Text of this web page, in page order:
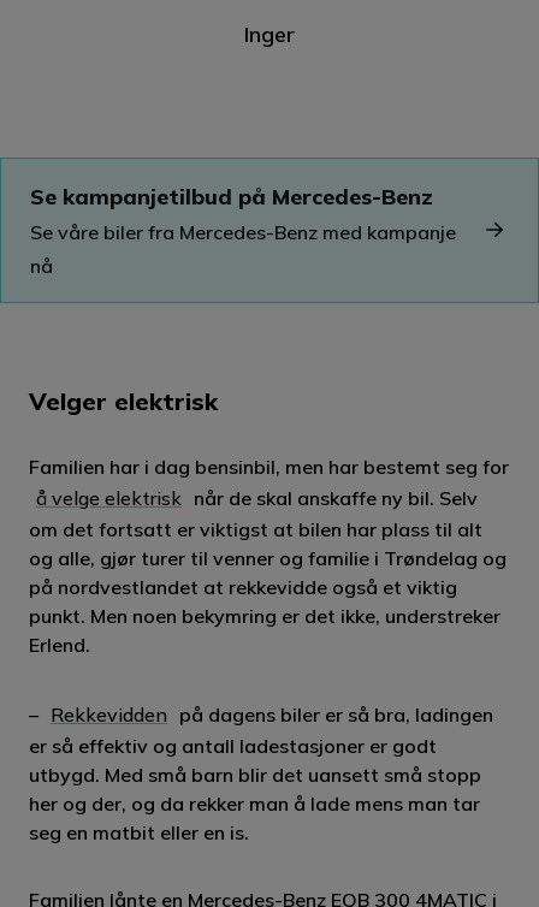
Inger
Se kampanjetilbud på Mercedes-Benz
Se våre biler fra Mercedes-Benz med kampanje
nå
Velger elektrisk
Familien har i dag bensinbil, men har bestemt seg for
å velge elektrisk når de skal anskaffe ny bil. Selv
om det fortsatt er viktigst at bilen har plass til alt
og alle, gjør turer til venner og familie i Trøndelag og
på nordvestlandet at rekkevidde også et viktig
punkt. Men noen bekymring er det ikke, understreker
Erlend.
– Rekkevidden på dagens biler er så bra, ladingen
er så effektiv og antall ladestasjoner er godt
utbygd. Med små barn blir det uansett små stopp
her og der, og da rekker man å lade mens man tar
seg en matbit eller en is.
Familien lånte en Mercedes-Benz EQB 300 4MATIC i